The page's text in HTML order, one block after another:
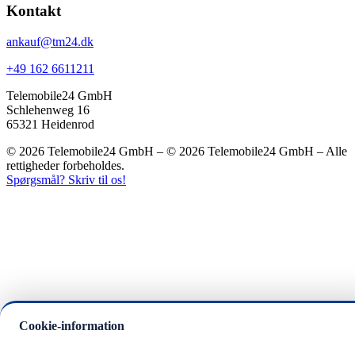
Kontakt
ankauf@tm24.dk
+49 162 6611211
Telemobile24 GmbH
Schlehenweg 16
65321 Heidenrod
© 2026 Telemobile24 GmbH – © 2026 Telemobile24 GmbH – Alle
rettigheder forbeholdes.
Spørgsmål? Skriv til os!
Cookie-information